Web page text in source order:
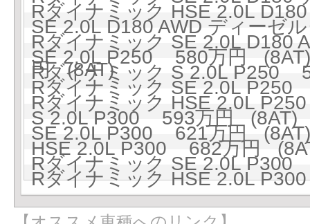
Rダイナミック HSE 2.0L
SE 2.0L D180 AWD ディー
Rダイナミック SE 2.0L
円 (8AT)
SE 2.0L P250 580万円 (8AT)
Rダイナミック S 2.0L P250
Rダイナミック SE 2.0L
Rダイナミック HSE 2.0L
S 2.0L P300 593万円 (8AT)
SE 2.0L P300 621万円 (8AT)
HSE 2.0L P300 682万円
Rダイナミック SE 2.0L
Rダイナミック HSE 2.0L